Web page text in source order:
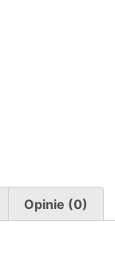
Opinie (0)